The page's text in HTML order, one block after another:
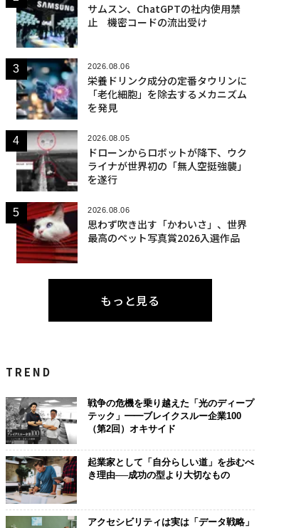
サムスン、ChatGPTの社内使用禁
止 機密コードの流出受け
2026.08.06
栄養ドリンク成分の定番タウリンに
「老化細胞」を除去するメカニズム
を発見
2026.08.05
ドローンからロボットが降下、ウク
ライナが世界初の「無人空挺強襲」
を遂行
2026.08.06
思わず吹き出す「かわいさ」、世界
最高のペット写真賞2026入選作品
もっと見る
TREND
戦争の危機を乗り越えた「光のディープ
テック」━━ブレイクスルー企業100
（第2回）オキサイド
起業家として「自分らしい道」を歩むべ
き理由──成功の型より大切なもの
アクセシビリティは実は「データ戦略」